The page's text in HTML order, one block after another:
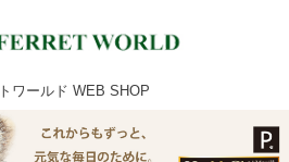
ワールド WEB SHOP